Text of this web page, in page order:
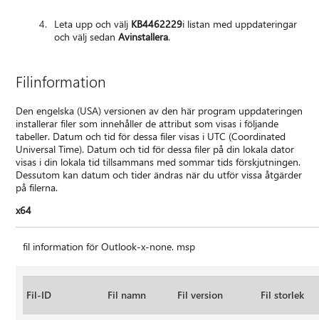
Leta upp och välj KB4462229i listan med uppdateringar
och välj sedanAvinstallera.
Filinformation
Den engelska (USA) versionen av den här program uppdateringen
installerar filer som innehåller de attribut som visas i följande
tabeller. Datum och tid för dessa filer visas i UTC (Coordinated
Universal Time). Datum och tid för dessa filer på din lokala dator
visas i din lokala tid tillsammans med sommar tids förskjutningen.
Dessutom kan datum och tider ändras när du utför vissa åtgärder
på filerna.
x64
fil information för Outlook-x-none. msp
Fil-ID Fil namn Fil version Fil storlek